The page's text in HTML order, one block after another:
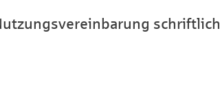
schriftlich